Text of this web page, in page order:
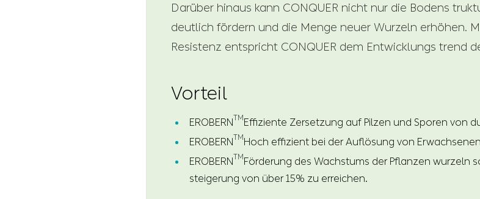
Darüber hinaus kann CONQUER nicht nur die Bodens
deutlich fördern und die Menge neuer Wurzeln erhöhen.
Resistenz entspricht CONQUER dem Entwicklungs trend
Vorteil
EROBERNTM Effiziente Zersetzung auf Pilzen und Sporen von
EROBERNTM Hoch effizient bei der Auflösung von
EROBERNTM Förderung des Wachstums der Pflanzen wurzeln
steigerung von über 15% zu erreichen.